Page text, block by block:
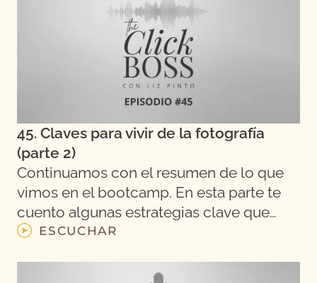
45. Claves para vivir de la fotografía
(parte 2)
Continuamos con el resumen de lo que
vimos en el bootcamp. En esta parte te
cuento algunas estrategias clave que…
ESCUCHAR